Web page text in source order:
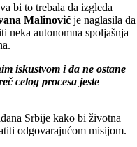
bi to trebala da izgleda
Malinović je naglasila da
neka autonomna spoljašnja
iskustvom i da ne ostane
celog procesa jeste
Srbije kako bi životna
odgovarajućom misijom.